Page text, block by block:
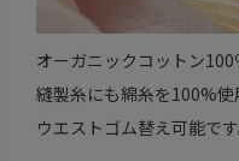
オーガニックコットン100
縫製糸にも綿糸を100%使
ウエストゴム替え可能です